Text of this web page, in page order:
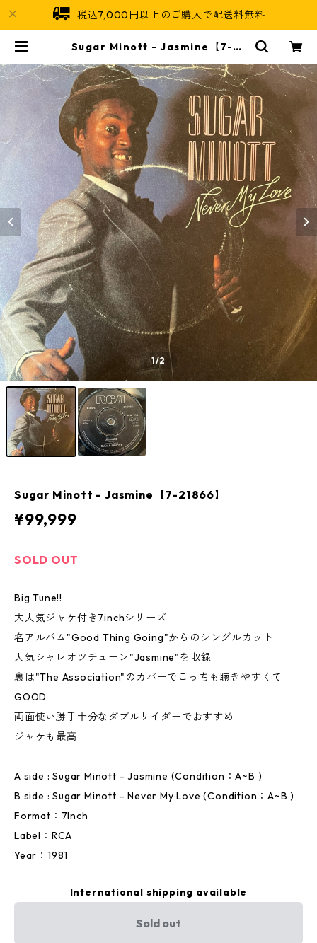
税込7,000円以上のご購入で配送料無料
Sugar Minott - Jasmine【7-21
1/2
Sugar Minott - Jasmine【7-21866】
¥99,999
SOLD OUT
Big Tune!!
大人気ジャケ付き7inchシリーズ
名アルバム"Good Thing Going"からのシングルカット
人気シャレオツチューン"Jasmine"を収録
裏は"The Association"のカバーでこっちも聴きやすくて
GOOD
両面使い勝手十分なダブルサイダーでおすすめ
ジャケも最高
A side : Sugar Minott - Jasmine (Condition：A~B )
B side : Sugar Minott - Never My Love (Condition：A~B )
Format：7Inch
Label：RCA
Year：1981
International shipping available
Sold out